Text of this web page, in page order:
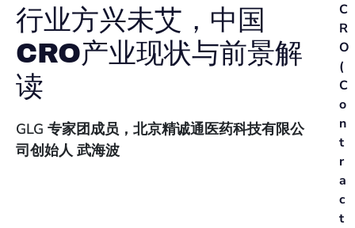
行业方兴未艾，中国
CRO产业现状与前景解
读
GLG 专家团成员，北京精诚通医药科技有限公
司创始人 武海波
C
R
O
(
C
o
n
t
r
a
c
t